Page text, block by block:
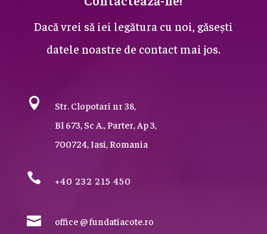
Dacă vrei să iei legătura cu noi, găsești
datele noastre de contact mai jos.

Str. Clopotari nr 38,
Bl 673, Sc A., Parter, Ap 3,
700724, Iasi, Romania
 +40 232 215 450
 office @ fundatiacote.ro